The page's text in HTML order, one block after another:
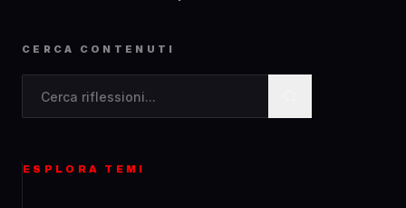
CERCA CONTENUTI
ESPLORA TEMI